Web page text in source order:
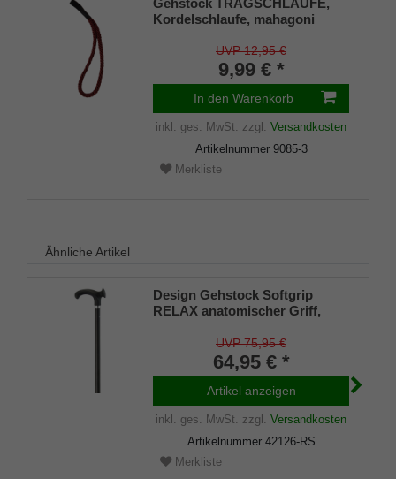
Kordelschlaufe, mahagoni
UVP 12,95 €
9,99 € *
In den Warenkorb
inkl. ges. MwSt. zzgl. Versandkosten
Artikelnummer 9085-3
Merkliste
Ähnliche Artikel
Design Gehstock Softgrip
RELAX anatomischer Griff,
höhenverstellbar und belastbar
bis 130 Kg, inkl. Gummipuffer
UVP 75,95 €
64,95 € *
Artikel anzeigen
inkl. ges. MwSt. zzgl. Versandkosten
Artikelnummer 42126-RS
Merkliste